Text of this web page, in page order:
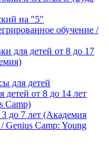
на "5"
обучение /
для детей от 8 до 17
для детей
детей от 8 до 14 лет
Camp)
до 7 лет (Академия
Camp: Young